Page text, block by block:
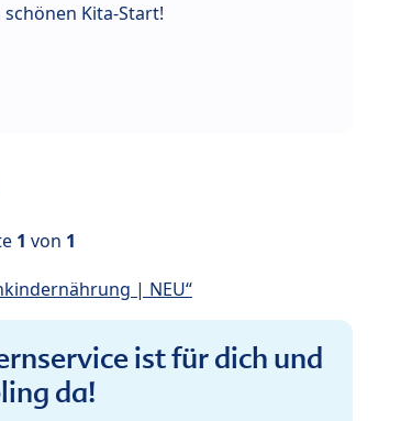
Kita-Start!
1 von 1
| NEU“
ist für dich und
da!